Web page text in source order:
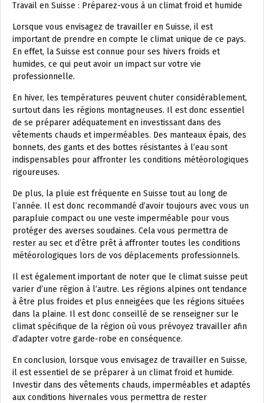
Travail en Suisse : Préparez-vous à un climat froid et humide
Lorsque vous envisagez de travailler en Suisse, il est
important de prendre en compte le climat unique de ce pays.
En effet, la Suisse est connue pour ses hivers froids et
humides, ce qui peut avoir un impact sur votre vie
professionnelle.
En hiver, les températures peuvent chuter considérablement,
surtout dans les régions montagneuses. Il est donc essentiel
de se préparer adéquatement en investissant dans des
vêtements chauds et imperméables. Des manteaux épais, des
bonnets, des gants et des bottes résistantes à l’eau sont
indispensables pour affronter les conditions météorologiques
rigoureuses.
De plus, la pluie est fréquente en Suisse tout au long de
l’année. Il est donc recommandé d’avoir toujours avec vous un
parapluie compact ou une veste imperméable pour vous
protéger des averses soudaines. Cela vous permettra de
rester au sec et d’être prêt à affronter toutes les conditions
météorologiques lors de vos déplacements professionnels.
Il est également important de noter que le climat suisse peut
varier d’une région à l’autre. Les régions alpines ont tendance
à être plus froides et plus enneigées que les régions situées
dans la plaine. Il est donc conseillé de se renseigner sur le
climat spécifique de la région où vous prévoyez travailler afin
d’adapter votre garde-robe en conséquence.
En conclusion, lorsque vous envisagez de travailler en Suisse,
il est essentiel de se préparer à un climat froid et humide.
Investir dans des vêtements chauds, imperméables et adaptés
aux conditions hivernales vous permettra de rester